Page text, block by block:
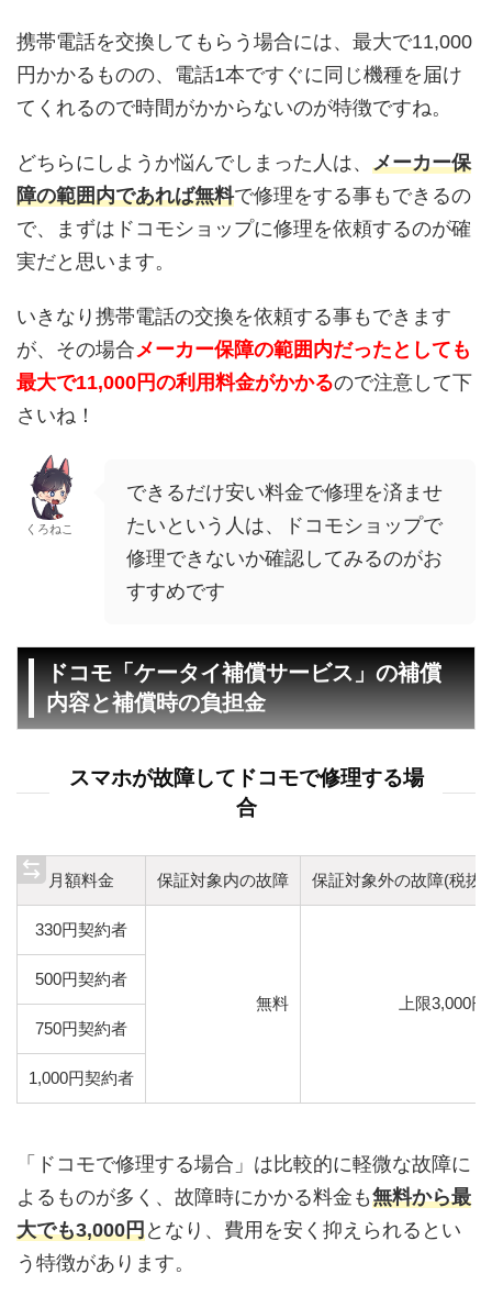
携帯電話を交換してもらう場合には、最大で11,000
円かかるものの、電話1本ですぐに同じ機種を届け
てくれるので時間がかからないのが特徴ですね。
どちらにしようか悩んでしまった人は、 メーカー保
障の範囲内であれば無料で修理をする事もできるの
で、まずはドコモショップに修理を依頼するのが確
実だと思います。
いきなり携帯電話の交換を依頼する事もできます
が、その場合 メーカー保障の範囲内だったとしても
最大で11,000円の利用料金がかかるので注意して下
さいね！
くろねこ
できるだけ安い料金で修理を済ませ
たいという人は、ドコモショップで
修理できないか確認してみるのがお
すすめです
ドコモ「ケータイ補償サービス」の補償
内容と補償時の負担金
スマホが故障してドコモで修理する場
合
月額料金 保証対象内の故障 保証対象外の故障(税抜)
330円契約者
無料 上限3,000円
500円契約者
750円契約者
1,000円契約者
「ドコモで修理する場合」は比較的に軽微な故障に
よるものが多く、故障時にかかる料金も無料から最
大でも3,000円となり、費用を安く抑えられるとい
う特徴があります。